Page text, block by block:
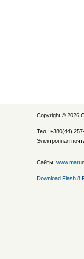
Copyright © 2026
Тел.: +380(44)
Электронная
Сайты:
Download Flash 8